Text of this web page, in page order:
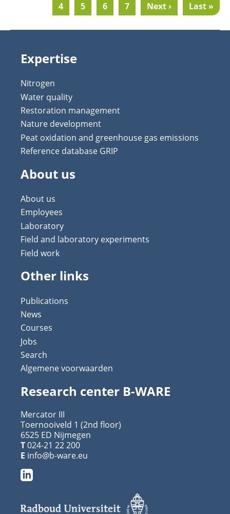
Page
4 Page
5 Page
6 Page
7
Next
page
Next ›
Last
page
Last »
Expertise
Nitrogen
Water quality
Restoration management
Nature development
Peat oxidation and greenhouse gas emissions
Reference database GRIP
About us
About us
Employees
Laboratory
Field and laboratory experiments
Field work
Other links
Publications
News
Courses
Jobs
Search
Algemene voorwaarden
Research center B-WARE
Mercator III
Toernooiveld 1 (2nd floor)
6525 ED Nijmegen
T024-21 22 200
E info@b-ware.eu